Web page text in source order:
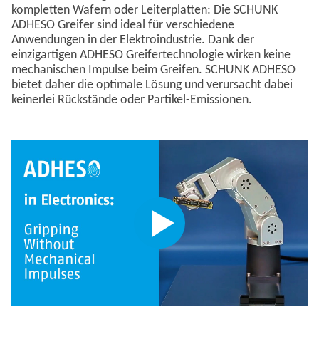
kompletten Wafern oder Leiterplatten: Die SCHUNK
ADHESO Greifer sind ideal für verschiedene
Anwendungen in der Elektroindustrie. Dank der
einzigartigen ADHESO Greifertechnologie wirken keine
mechanischen Impulse beim Greifen. SCHUNK ADHESO
bietet daher die optimale Lösung und verursacht dabei
keinerlei Rückstände oder Partikel-Emissionen.